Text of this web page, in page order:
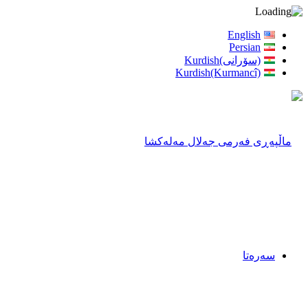
English
Persian
(سۆرانی)Kurdish
Kurdish(Kurmancî)
سەرەتا